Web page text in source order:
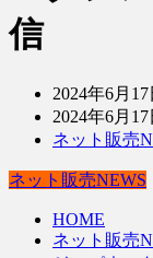
信
2024年6月17
2024年6月17
ネット販売
ネット販売NEWS
HOME
ネット販売